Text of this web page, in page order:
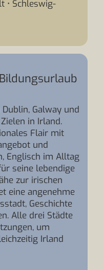
• Schleswig-
Galway und
in Irland.
Flair mit
und
Englisch im Alltag
seine lebendige
zur irischen
eine angenehme
Geschichte
Alle drei Städte
um
Irland